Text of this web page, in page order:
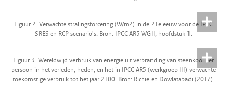
Figuur 2. Verwachte stralingsforcering (W/m2) in de 21e eeuw voor de IPCC
SRES en RCP scenario's. Bron: IPCC AR5 WGII, hoofdstuk 1.
Figuur 3. Wereldwijd verbruik van energie uit verbranding van steenkool per
persoon in het verleden, heden, en het in IPCC AR5 (werkgroep III) verwachte
toekomstige verbruik tot het jaar 2100. Bron: Richie en Dowlatabadi (2017).